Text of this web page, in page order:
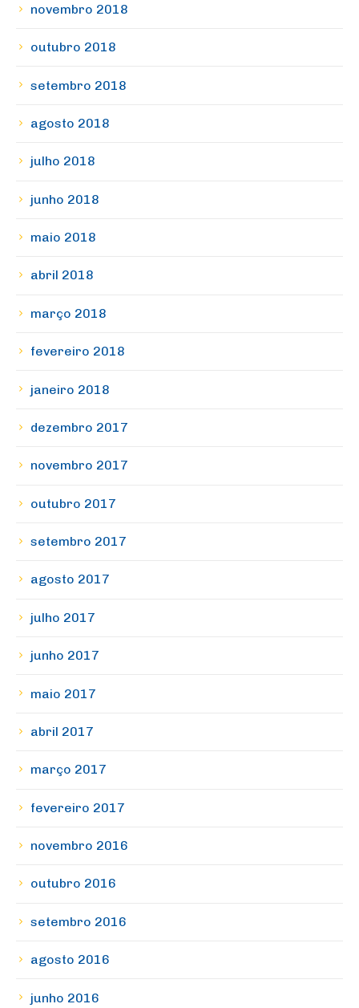
novembro 2018
outubro 2018
setembro 2018
agosto 2018
julho 2018
junho 2018
maio 2018
abril 2018
março 2018
fevereiro 2018
janeiro 2018
dezembro 2017
novembro 2017
outubro 2017
setembro 2017
agosto 2017
julho 2017
junho 2017
maio 2017
abril 2017
março 2017
fevereiro 2017
novembro 2016
outubro 2016
setembro 2016
agosto 2016
junho 2016